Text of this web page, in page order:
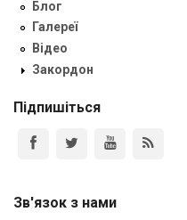
Блог
Галереї
Відео
Закордон
Підпишіться
Зв'язок з нами